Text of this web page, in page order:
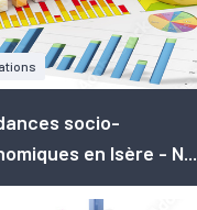
socio-
en Isère - N...